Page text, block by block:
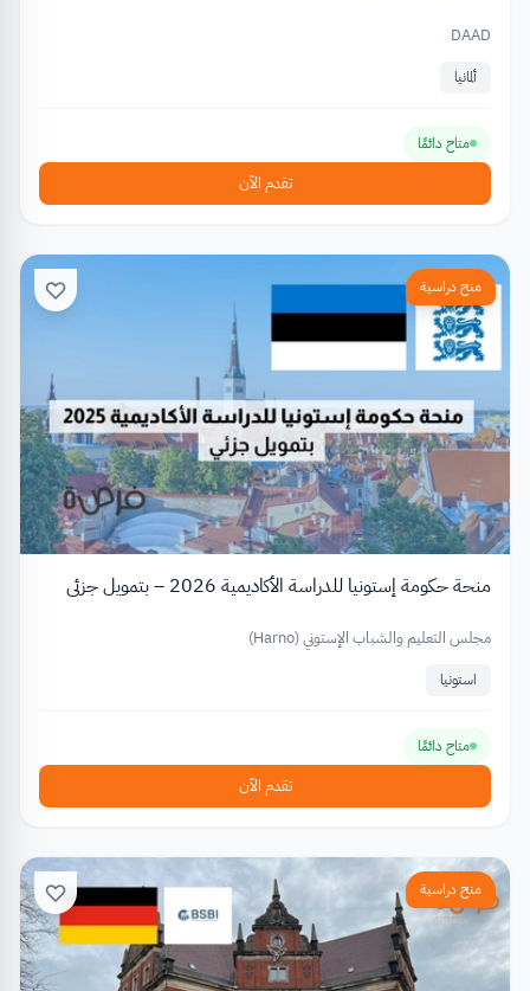
DAAD
ألمانيا
متاح دائمًا
تقدم الآن
منح دراسية
منحة حكومة إستونيا للدراسة الأكاديمية 2026 – بتمويل جزئي
مجلس التعليم والشباب الإستوني (Harno)
استونيا
متاح دائمًا
تقدم الآن
منح دراسية